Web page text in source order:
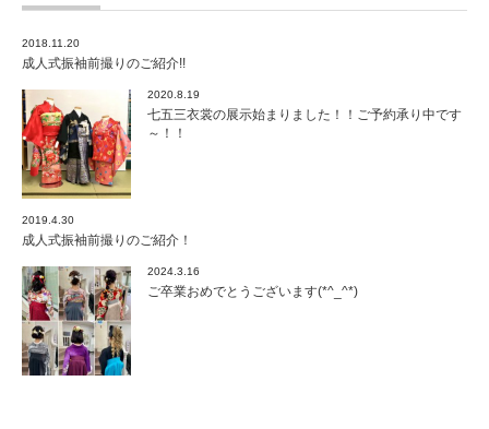
2018.11.20
成人式振袖前撮りのご紹介!!
2020.8.19
七五三衣裳の展示始まりました！！ご予約承り中です
～！！
2019.4.30
成人式振袖前撮りのご紹介！
2024.3.16
ご卒業おめでとうございます(*^_^*)